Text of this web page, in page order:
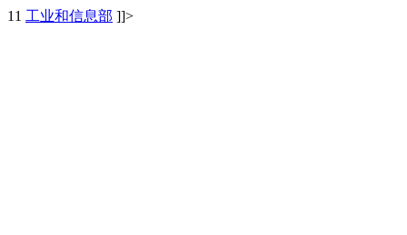
1 1 工业和信息部 ]]>